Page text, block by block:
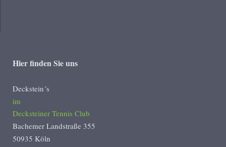
Hier finden Sie uns
Deckstein´s
im
Decksteiner Tennis Club
Bachemer Landstraße 355
50935 Köln